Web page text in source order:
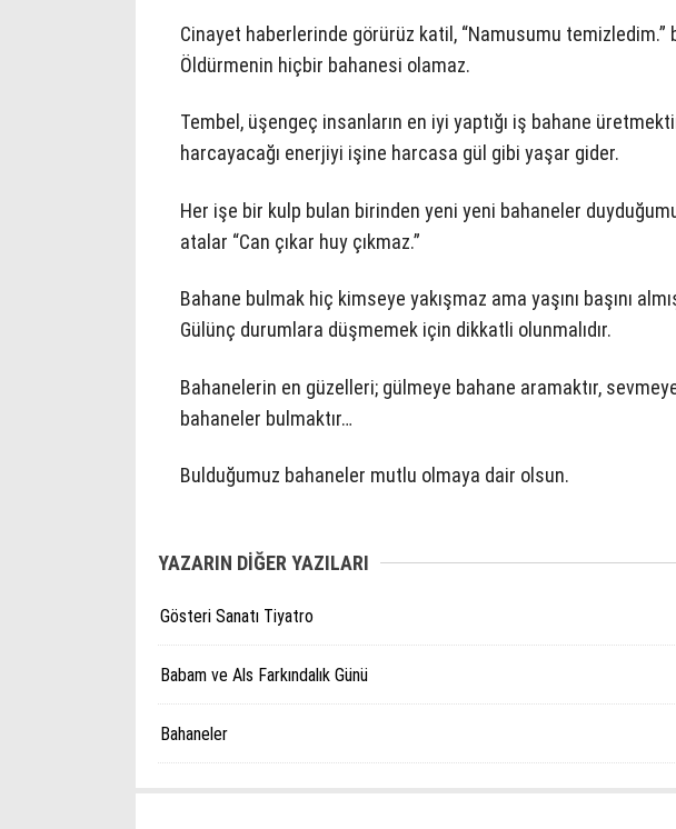
Cinayet haberlerinde görürüz katil, “Namusumu temizledim.”
Öldürmenin hiçbir bahanesi olamaz.
Tembel, üşengeç insanların en iyi yaptığı iş bahane
harcayacağı enerjiyi işine harcasa gül gibi yaşar gider.
Her işe bir kulp bulan birinden yeni yeni bahaneler
atalar “Can çıkar huy çıkmaz.”
Bahane bulmak hiç kimseye yakışmaz ama yaşını başını
Gülünç durumlara düşmemek için dikkatli olunmalıdır.
Bahanelerin en güzelleri; gülmeye bahane aramaktır,
bahaneler bulmaktır…
Bulduğumuz bahaneler mutlu olmaya dair olsun.
YAZARIN DİĞER YAZILARI
Gösteri Sanatı Tiyatro
Babam ve Als Farkındalık Günü
Bahaneler